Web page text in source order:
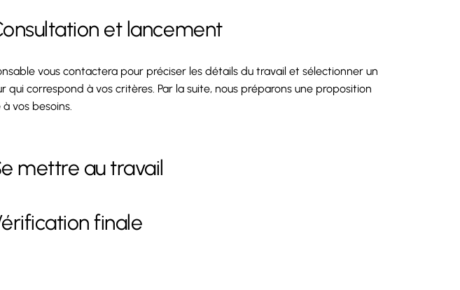
et lancement
vous contactera pour préciser les détails du travail et sélectionner un
qui correspond à vos critères. Par la suite, nous préparons une proposition
vos besoins.
mettre au travail
finale